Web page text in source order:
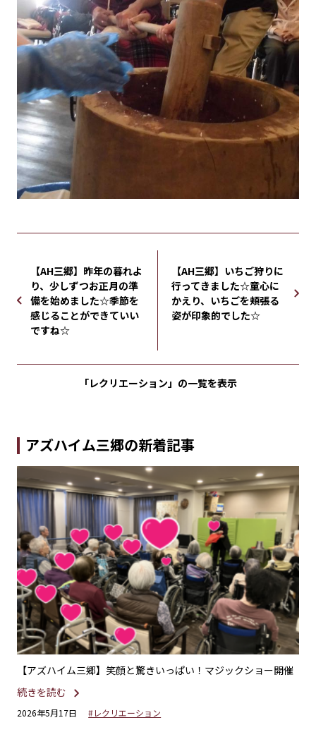
【AH三郷】昨年の暮れよ
り、少しずつお正月の準
備を始めました☆季節を
感じることができていい
ですね☆
【AH三郷】いちご狩りに
行ってきました☆童心に
かえり、いちごを頬張る
姿が印象的でした☆
「レクリエーション」の一覧を表示
アズハイム三郷の新着記事
【アズハイム三郷】笑顔と驚きいっぱい！マジックショー開催
続きを読む
2026年5月17日 #レクリエーション